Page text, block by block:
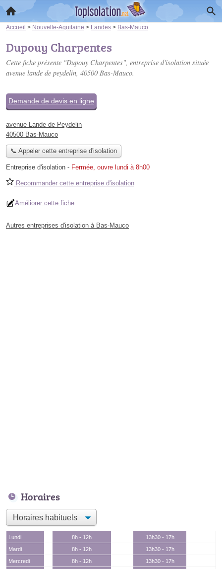
Accueil > Nouvelle-Aquitaine > Landes > Bas-Mauco
Dupouy Charpentes
Cette fiche présente "Dupouy Charpentes", entreprise d'isolation située
avenue lande de peydelin, 40500 Bas-Mauco.
Demande de devis en ligne
avenue Lande de Peydelin
40500 Bas-Mauco
📞 Appeler cette entreprise d'isolation
Entreprise d'isolation - Fermée, ouvre lundi à 8h00
Recommander cette entreprise d'isolation
Améliorer cette fiche
Autres entreprises d'isolation à Bas-Mauco
Horaires
Lundi 8h - 12h
13h30 - 17h
Mardi
8h - 12h
13h30 - 17h
Mercredi
8h - 12h
13h30 - 17h